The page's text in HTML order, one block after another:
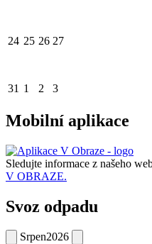
24 25 26 27
31 1 2 3
Mobilní aplikace
Sledujte informace z našeho
V OBRAZE.
Svoz odpadu
Srpen2026